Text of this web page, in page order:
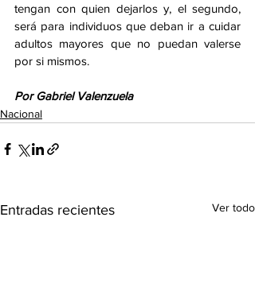
tengan con quien dejarlos y, el segundo,
será para individuos que deban ir a cuidar
adultos mayores que no puedan valerse
por si mismos.
Por Gabriel Valenzuela
Nacional
Entradas recientes Ver todo